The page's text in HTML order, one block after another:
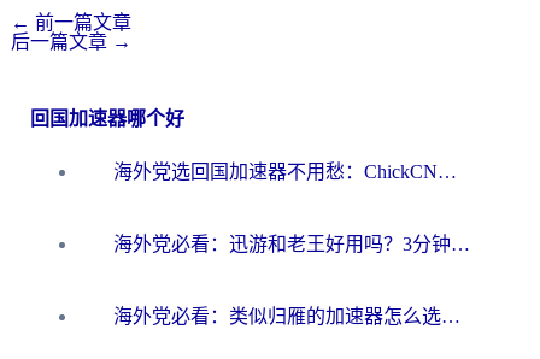
← 前一篇文章
后一篇文章 →
回国加速器哪个好
海外党选回国加速器不用愁：ChickCN和洞见哪个好？一篇搞定所有疑问
海外党必看：迅游和老王好用吗？3分钟选对加速国内网络的加速器
海外党必看：类似归雁的加速器怎么选？一篇搞定无缝访问国内资源